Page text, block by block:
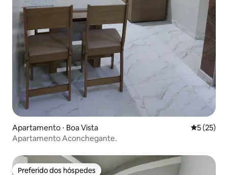
Apartamento ⋅ Boa Vista 5 de uma
5 (25)
Apartamento Aconchegante.
Preferido dos hóspedes